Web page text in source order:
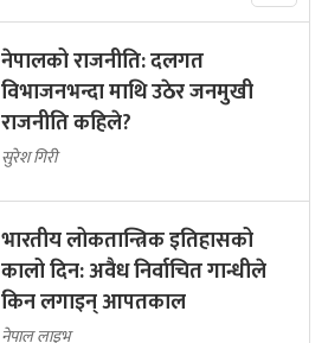
नेपालको राजनीति: दलगत
विभाजनभन्दा माथि उठेर जनमुखी
राजनीति कहिले?
सुरेश गिरी
भारतीय लोकतान्त्रिक इतिहासको
कालो दिन: अवैध निर्वाचित गान्धीले
किन लगाइन् आपतकाल
नेपाल लाइभ